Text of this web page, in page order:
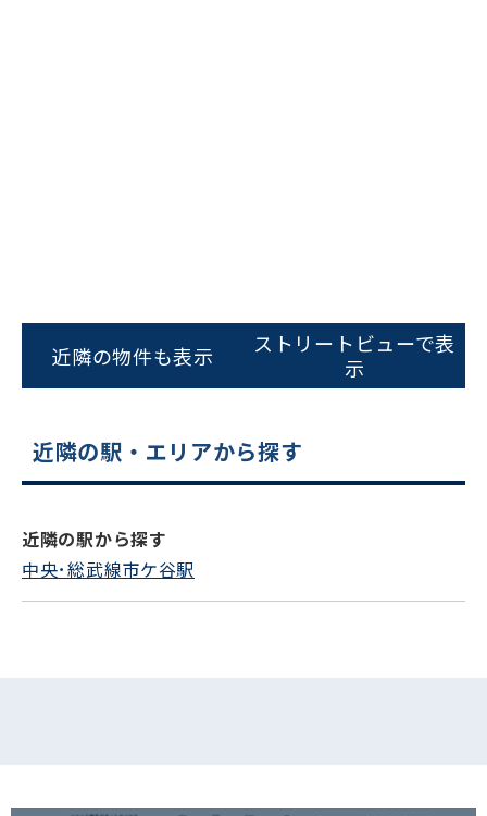
スムーズにご案内できます
0120-620-213
電話でお問い合わせ
近隣の物件も表示
ストリートビューで表
示
近隣の駅・エリアから探す
近隣の駅から探す
中央･総武線市ケ谷駅